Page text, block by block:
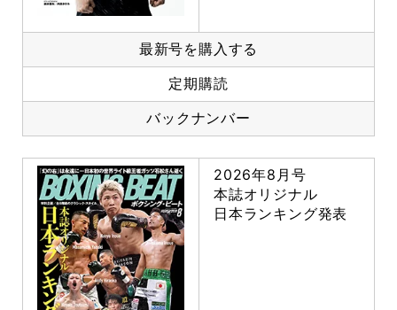
最新号を購入する
定期購読
バックナンバー
2026年8月号
本誌オリジナル
日本ランキング発表